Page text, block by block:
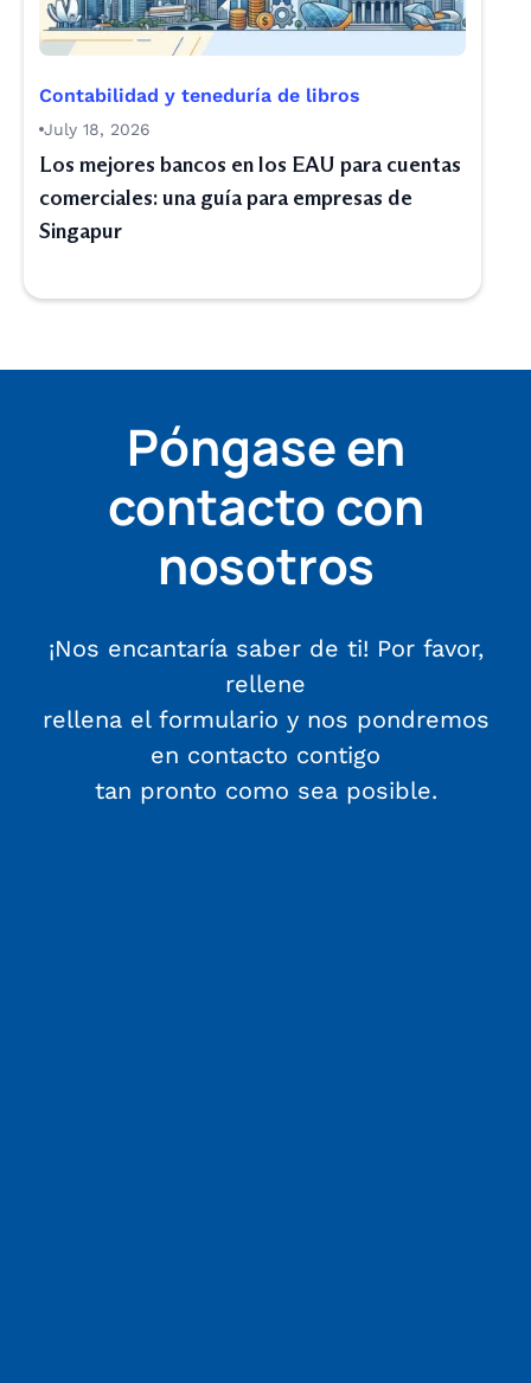
Contabilidad y teneduría de libros
July 18, 2026
Los mejores bancos en los EAU para cuentas
comerciales: una guía para empresas de
Singapur
Póngase en
contacto con
nosotros
¡Nos encantaría saber de ti! Por favor,
rellene
rellena el formulario y nos pondremos
en contacto contigo
tan pronto como sea posible.